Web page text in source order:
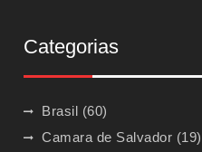
Categorias
Brasil (60)
Camara de Salvador (19)